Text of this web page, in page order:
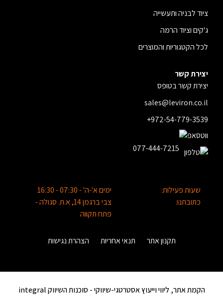
ציוד לבניה ותעשייה
ג'קים וציוד הרמה
לכל הקטגוריות והמוצרים
יצירת קשר
יצירת קשר בטופס
sales@leviron.co.il
+972-54-779-3539
077-444-7215
שעות פעילות:
ימים א'-ה' - 07:30 - 16:30
כתובתנו:
צבי ברגמן 14, א.ת. סגולה -
פתח תקווה
תקנון אתר תנאי אחריות הצהרת נגישות
הקמת אתר, ליווי וייעוץ אסטרטגי-שיווקי -סוכנות השיווק integral